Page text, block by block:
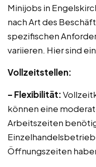
Minijobs in
nach Art des
spezifischen
variieren. Hier sind
Vollzeitstellen:
– Flexibilität:
können eine
Arbeitszeiten
Öffnungszeiten